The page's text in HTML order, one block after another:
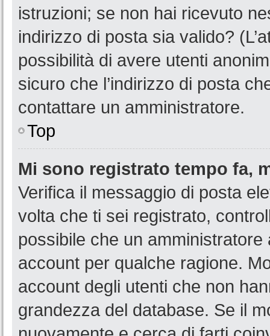
istruzioni; se non hai ricevuto
indirizzo di posta sia valido?
possibilità di avere utenti
sicuro che l’indirizzo di posta
contattare un amministratore.
Top
Mi sono registrato tempo fa,
Verifica il messaggio di posta
volta che ti sei registrato,
possibile che un
account per qualche ragione.
account degli utenti che non
grandezza del database. Se il